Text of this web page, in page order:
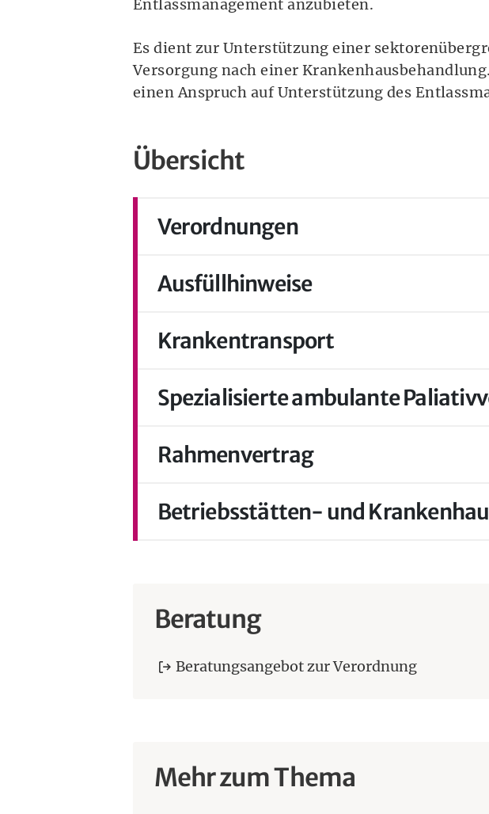
Entlassmanagement anzubieten.
Es dient zur Unterstützung einer
Versorgung nach einer
einen Anspruch auf Unterstützung des
Übersicht
Verordnungen
Ausfüllhinweise
Krankentransport
Spezialisierte ambulante
Rahmenvertrag
Betriebsstätten- und
Beratung
Beratungsangebot zur Verordnung
Mehr zum Thema